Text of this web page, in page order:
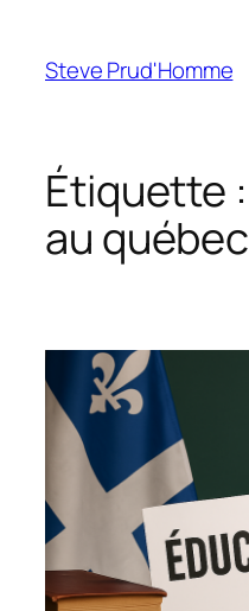
contenu
Steve Prud'Homme
Étiquette :
au québec